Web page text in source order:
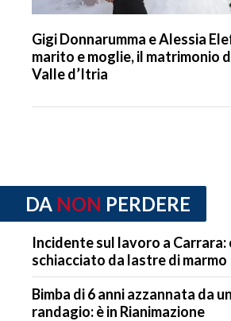
Gigi Donnarumma e Alessia
marito e moglie, il matrimonio
Valle d’Itria
DA NON PERDERE
Incidente sul lavoro a Carrara:
schiacciato da lastre di marmo
Bimba di 6 anni azzannata da
randagio: è in Rianimazione